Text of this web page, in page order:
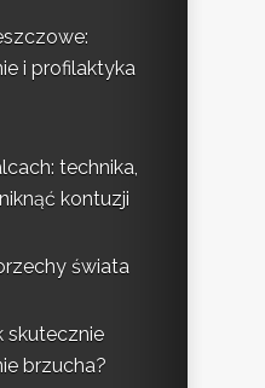
i profilaktyka
technika,
kontuzji
świata
skutecznie
brzucha?